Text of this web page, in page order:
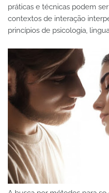
práticas e técnicas podem
contextos de interação
princípios de psicologia,